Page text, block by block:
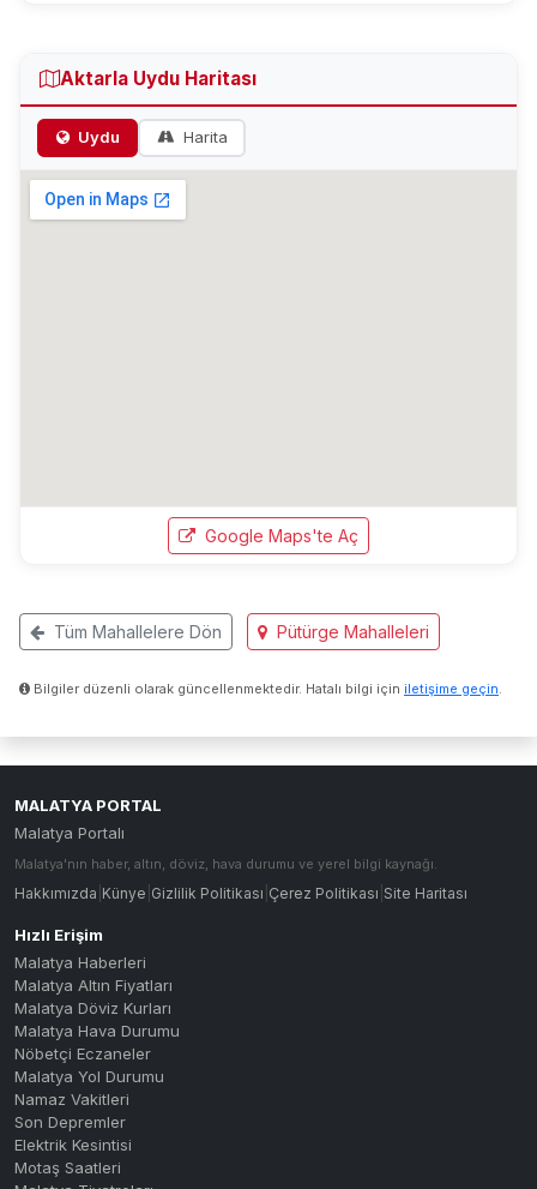
Aktarla Uydu Haritası
Uydu Harita
Google Maps'te Aç
Tüm Mahallelere Dön Pütürge Mahalleleri
Bilgiler düzenli olarak güncellenmektedir. Hatalı bilgi için iletişime geçin
MALATYA PORTAL
Malatya Portalı
Malatya'nın haber, altın, döviz, hava durumu ve yerel bilgi kaynağı.
Hakkımızda Künye Gizlilik Politikası Çerez Politikası Site Haritası
Hızlı Erişim
Malatya Haberleri
Malatya Altın Fiyatları
Malatya Döviz Kurları
Malatya Hava Durumu
Nöbetçi Eczaneler
Malatya Yol Durumu
Namaz Vakitleri
Son Depremler
Elektrik Kesintisi
Motaş Saatleri